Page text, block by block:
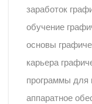
заработок
обучение
основы
карьера
программы для
аппаратное